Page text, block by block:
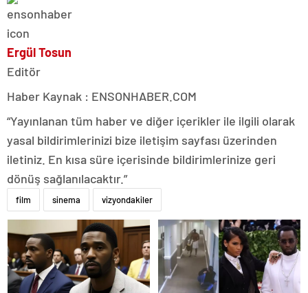
Ergül Tosun
Editör
Haber Kaynak : ENSONHABER.COM
“Yayınlanan tüm haber ve diğer içerikler ile ilgili olarak
yasal bildirimlerinizi bize iletişim sayfası üzerinden
iletiniz. En kısa süre içerisinde bildirimlerinize geri
dönüş sağlanılacaktır.”
film sinema vizyondakiler